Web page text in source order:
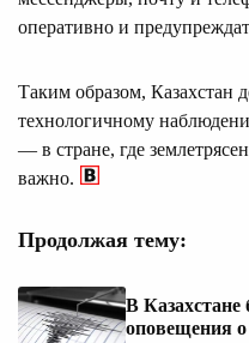
оперативно и
Таким образом, Казахстан
технологичному
— в стране, где
важно.
Продолжая тему:
В Казахстане
оповещения о